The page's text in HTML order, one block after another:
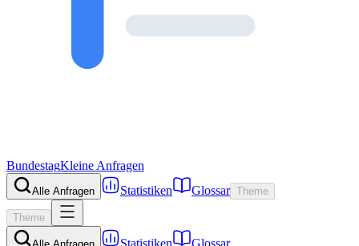
BundestagKleine Anfragen
Alle Anfragen Statistiken Glossar Theme
Theme
Statistiken Glossar